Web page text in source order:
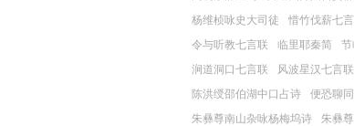
杨维桢咏史大司徒
惜竹伐薪七
令与听教七言联
临里耶秦简
涧道洞口七言联
风波星汉七言联
陈洪绶邵伯湖中口占诗
便恐聊
朱彝尊南山杂咏杨梅坞诗
朱彝